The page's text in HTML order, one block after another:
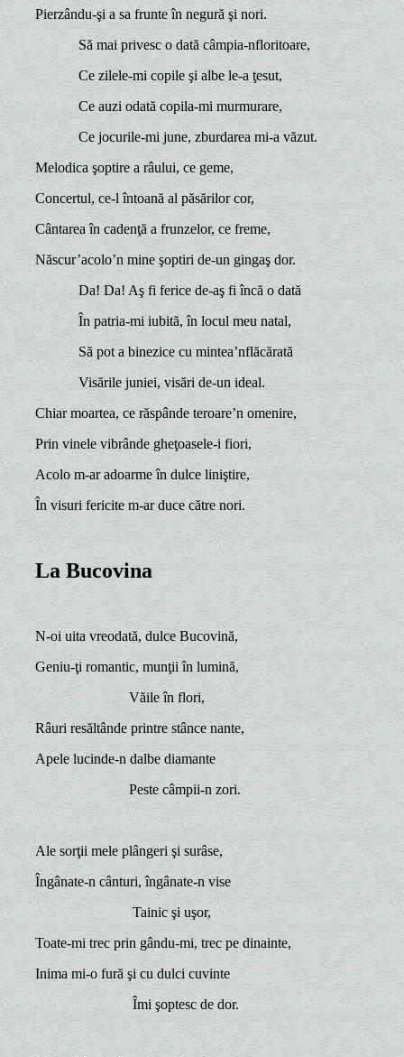
Pierzându-şi a sa frunte în negură şi nori.
Să mai privesc o dată câmpia-nfloritoare,
Ce zilele-mi copile şi albe le-a ţesut,
Ce auzi odată copila-mi murmurare,
Ce jocurile-mi june, zburdarea mi-a văzut.
Melodica şoptire a râului, ce geme,
Concertul, ce-l întoană al păsărilor cor,
Cântarea în cadenţă a frunzelor, ce freme,
Născur’acolo’n mine şoptiri de-un gingaş dor.
Da! Da! Aş fi ferice de-aş fi încă o dată
În patria-mi iubită, în locul meu natal,
Să pot a binezice cu mintea’nflăcărată
Visările juniei, visări de-un ideal.
Chiar moartea, ce răspânde teroare’n omenire,
Prin vinele vibrânde gheţoasele-i fiori,
Acolo m-ar adoarme în dulce liniştire,
În visuri fericite m-ar duce către nori.
La Bucovina
N-oi uita vreodată, dulce Bucovină,
Geniu-ţi romantic, munţii în lumină,
Văile în flori,
Râuri resăltânde printre stânce nante,
Apele lucinde-n dalbe diamante
Peste câmpii-n zori.
Ale sorţii mele plângeri şi surâse,
Îngânate-n cânturi, îngânate-n vise
Tainic şi uşor,
Toate-mi trec prin gându-mi, trec pe dinainte,
Inima mi-o fură şi cu dulci cuvinte
Îmi şoptesc de dor.